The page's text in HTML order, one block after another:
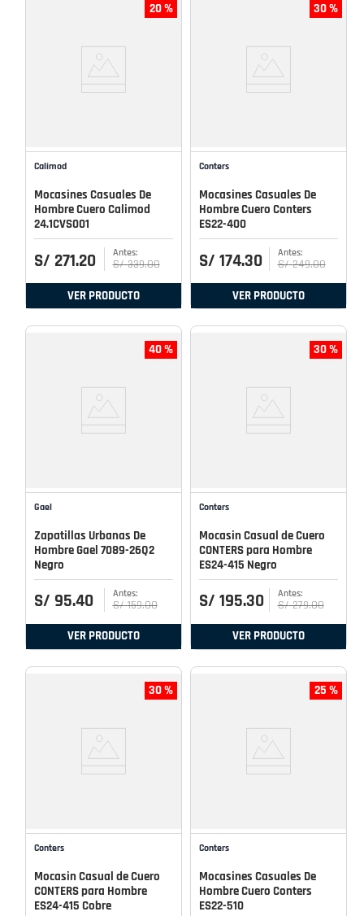
20 %
Calimod
Mocasines Casuales De
Hombre Cuero Calimod
24.1CVS001
S/ 271.20 S/ 339.00
VER PRODUCTO
30 %
Conters
Mocasines Casuales De
Hombre Cuero Conters
ES22-400
S/ 174.30 S/ 249.00
VER PRODUCTO
40 %
Gael
Zapatillas Urbanas De
Hombre Gael 7089-26Q2
Negro
S/ 95.40 S/ 159.00
VER PRODUCTO
30 %
Conters
Mocasin Casual de Cuero
CONTERS para Hombre
ES24-415 Negro
S/ 195.30 S/ 279.00
VER PRODUCTO
30 %
Conters
Mocasin Casual de Cuero
CONTERS para Hombre
ES24-415 Cobre
25 %
Conters
Mocasines Casuales De
Hombre Cuero Conters
ES22-510